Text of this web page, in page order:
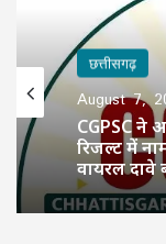
छत्तीसगढ़
August 7,
CGPSC ने
रिजल्ट में
वायरल दावे